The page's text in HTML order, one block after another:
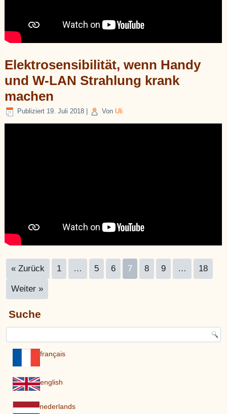
Elektrosensibilität, wenn Handy
und W-LAN Strahlung krank
machen
Publiziert 19. Juli 2018 Von Uli
« Zurück 1 … 5 6 7 8 9 … 18
Weiter »
Suche
français
english
nederlands